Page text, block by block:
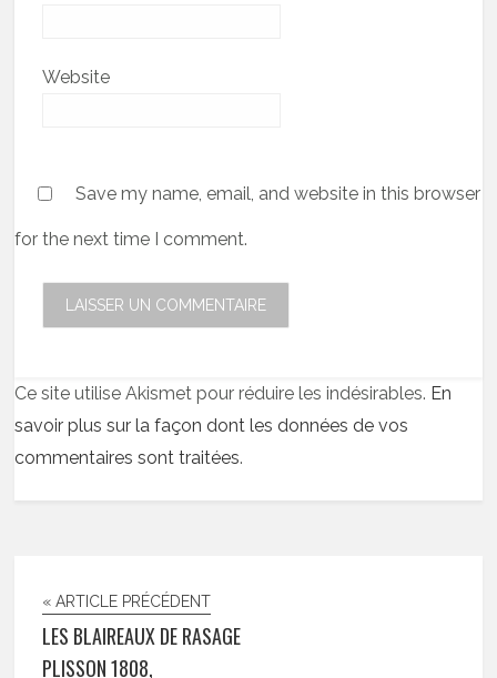
Website
Save my name, email, and website in this browser
for the next time I comment.
Ce site utilise Akismet pour réduire les indésirables. En
savoir plus sur la façon dont les données de vos
commentaires sont traitées.
« ARTICLE PRÉCÉDENT
LES BLAIREAUX DE RASAGE
PLISSON 1808,